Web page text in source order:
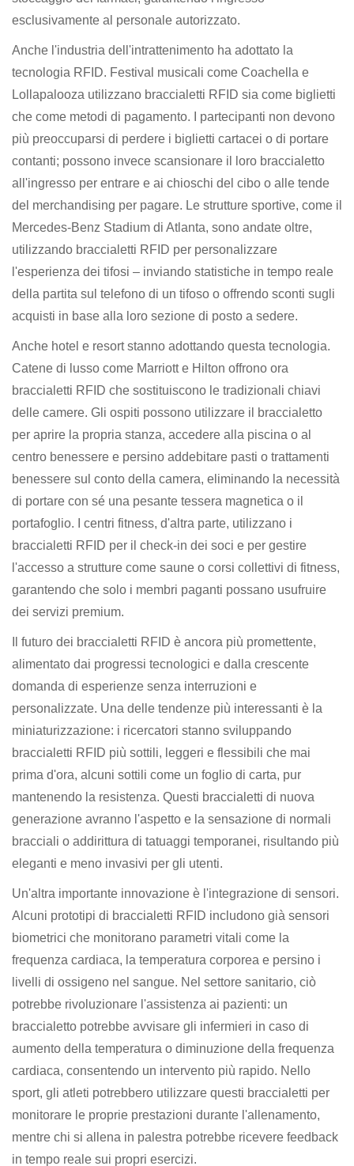
esclusivamente al personale autorizzato.
Anche l'industria dell'intrattenimento ha adottato la
tecnologia RFID. Festival musicali come Coachella e
Lollapalooza utilizzano braccialetti RFID sia come biglietti
che come metodi di pagamento. I partecipanti non devono
più preoccuparsi di perdere i biglietti cartacei o di portare
contanti; possono invece scansionare il loro braccialetto
all'ingresso per entrare e ai chioschi del cibo o alle tende
del merchandising per pagare. Le strutture sportive, come il
Mercedes-Benz Stadium di Atlanta, sono andate oltre,
utilizzando braccialetti RFID per personalizzare
l'esperienza dei tifosi – inviando statistiche in tempo reale
della partita sul telefono di un tifoso o offrendo sconti sugli
acquisti in base alla loro sezione di posto a sedere.
Anche hotel e resort stanno adottando questa tecnologia.
Catene di lusso come Marriott e Hilton offrono ora
braccialetti RFID che sostituiscono le tradizionali chiavi
delle camere. Gli ospiti possono utilizzare il braccialetto
per aprire la propria stanza, accedere alla piscina o al
centro benessere e persino addebitare pasti o trattamenti
benessere sul conto della camera, eliminando la necessità
di portare con sé una pesante tessera magnetica o il
portafoglio. I centri fitness, d'altra parte, utilizzano i
braccialetti RFID per il check-in dei soci e per gestire
l'accesso a strutture come saune o corsi collettivi di fitness,
garantendo che solo i membri paganti possano usufruire
dei servizi premium.
Il futuro dei braccialetti RFID è ancora più promettente,
alimentato dai progressi tecnologici e dalla crescente
domanda di esperienze senza interruzioni e
personalizzate. Una delle tendenze più interessanti è la
miniaturizzazione: i ricercatori stanno sviluppando
braccialetti RFID più sottili, leggeri e flessibili che mai
prima d'ora, alcuni sottili come un foglio di carta, pur
mantenendo la resistenza. Questi braccialetti di nuova
generazione avranno l'aspetto e la sensazione di normali
bracciali o addirittura di tatuaggi temporanei, risultando più
eleganti e meno invasivi per gli utenti.
Un'altra importante innovazione è l'integrazione di sensori.
Alcuni prototipi di braccialetti RFID includono già sensori
biometrici che monitorano parametri vitali come la
frequenza cardiaca, la temperatura corporea e persino i
livelli di ossigeno nel sangue. Nel settore sanitario, ciò
potrebbe rivoluzionare l'assistenza ai pazienti: un
braccialetto potrebbe avvisare gli infermieri in caso di
aumento della temperatura o diminuzione della frequenza
cardiaca, consentendo un intervento più rapido. Nello
sport, gli atleti potrebbero utilizzare questi braccialetti per
monitorare le proprie prestazioni durante l'allenamento,
mentre chi si allena in palestra potrebbe ricevere feedback
in tempo reale sui propri esercizi.